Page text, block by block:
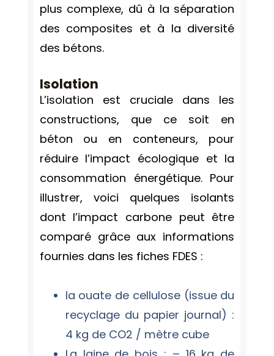
plus complexe, dû à la séparation
des composites et à la diversité
des bétons.
Isolation
L’isolation est cruciale dans les
constructions, que ce soit en
béton ou en conteneurs, pour
réduire l’impact écologique et la
consommation énergétique. Pour
illustrer, voici quelques isolants
dont l’impact carbone peut être
comparé grâce aux informations
fournies dans les fiches FDES :
la ouate de cellulose (issue du
recyclage du papier journal) :
4 kg de CO2 / mètre cube